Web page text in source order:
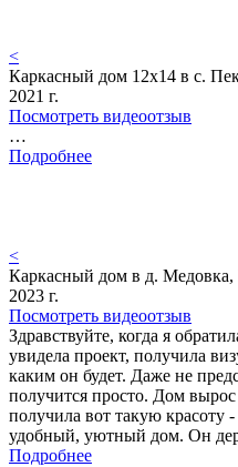
<
Каркасный дом 12х14 в с.
2021 г.
Посмотреть видеоотзыв
…
Подробнее
<
Каркасный дом в д. Медовка,
2023 г.
Посмотреть видеоотзыв
Здравствуйте, когда я
увидела проект, получила
каким он будет. Даже не
получится просто. Дом вырос
получила вот такую красоту
удобный, уютный дом. Он
Подробнее